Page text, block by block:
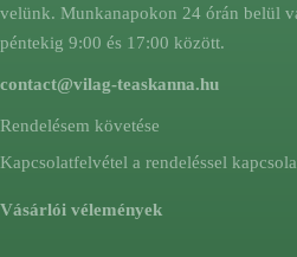
velünk. Munkanapokon 24 órán belül
péntekig 9:00 és 17:00 között.
contact@vilag-teaskanna.hu
Rendelésem követése
Kapcsolatfelvétel a rendeléssel
Vásárlói vélemények